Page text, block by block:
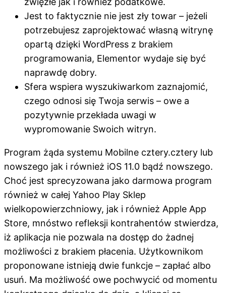
Jest to faktycznie nie jest zły towar – jeżeli
potrzebujesz zaprojektować własną witrynę
opartą dzięki WordPress z brakiem
programowania, Elementor wydaje się być
naprawdę dobry.
Sfera wspiera wyszukiwarkom zaznajomić,
czego odnosi się Twoja serwis – owe a
pozytywnie przekłada uwagi w
wypromowanie Swoich witryn.
Program żąda systemu Mobilne cztery.cztery lub
nowszego jak i również iOS 11.0 bądź nowszego.
Choć jest sprecyzowana jako darmowa program
również w całej Yahoo Play Sklep
wielkopowierzchniowy, jak i również Apple App
Store, mnóstwo refleksji kontrahentów stwierdza,
iż aplikacja nie pozwala na dostęp do żadnej
możliwości z brakiem płacenia. Użytkownikom
proponowane istnieją dwie funkcje – zapłać albo
usuń. Ma możliwość owe pochwycić od momentu